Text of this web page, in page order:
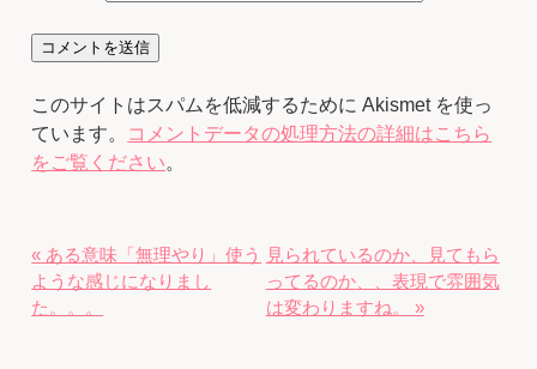
このサイトはスパムを低減するために Akismet を使っ
ています。
コメントデータの処理方法の詳細はこちら
をご覧ください。
« ある意味「無理やり」使う
ような感じになりまし
た。。。
見られているのか、見てもら
ってるのか、、表現で雰囲気
は変わりますね。 »